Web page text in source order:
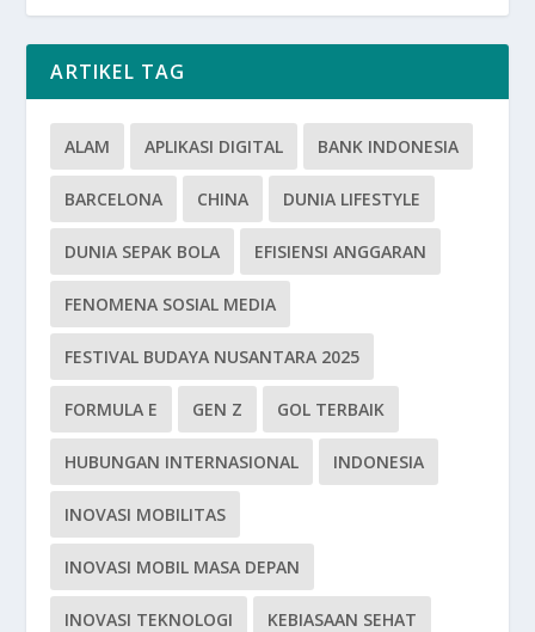
ARTIKEL TAG
ALAM APLIKASI DIGITAL BANK INDONESIA
BARCELONA CHINA DUNIA LIFESTYLE
DUNIA SEPAK BOLA EFISIENSI ANGGARAN
FENOMENA SOSIAL MEDIA
FESTIVAL BUDAYA NUSANTARA 2025
FORMULA E GEN Z GOL TERBAIK
HUBUNGAN INTERNASIONAL INDONESIA
INOVASI MOBILITAS
INOVASI MOBIL MASA DEPAN
INOVASI TEKNOLOGI KEBIASAAN SEHAT